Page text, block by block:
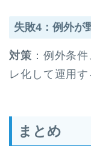
失敗4：例外が
対策 ：例外条
レ化して運用す
まとめ